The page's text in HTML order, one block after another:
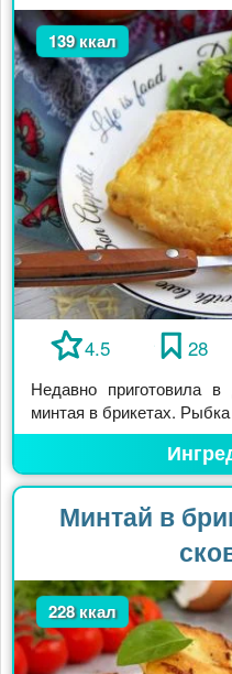
139 ккал
4.5 28
Недавно приготовила
минтая в брикетах. Рыбка
Минтай в
228 ккал